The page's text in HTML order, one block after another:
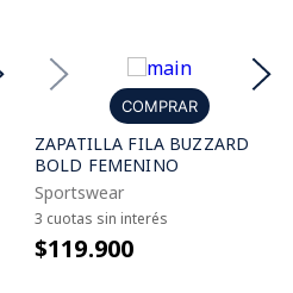
COMPRAR
ZAPATILLA FILA BUZZARD
BOLD FEMENINO
Sportswear
3 cuotas sin interés
$119.900